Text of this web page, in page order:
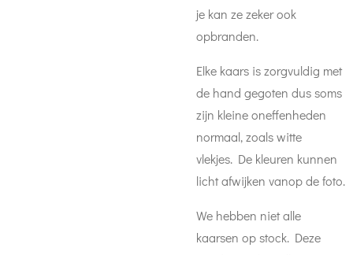
je kan ze zeker ook
opbranden.
Elke kaars is zorgvuldig met
de hand gegoten dus soms
zijn kleine oneffenheden
normaal, zoals witte
vlekjes. De kleuren kunnen
licht afwijken vanop de foto.
We hebben niet alle
kaarsen op stock. Deze